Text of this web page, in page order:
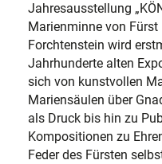
Jahresausstellung
Marienminne von Fürst
Forchtenstein wird
Jahrhunderte alten
sich von kunstvollen
Mariensäulen über
als Druck bis hin zu
Kompositionen zu
Feder des Fürsten